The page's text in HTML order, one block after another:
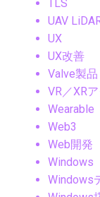
TLS
UAV
UX
UX改善
Valve製品
VR／XR
Wearable
Web3
Web開発
Windows
Windows